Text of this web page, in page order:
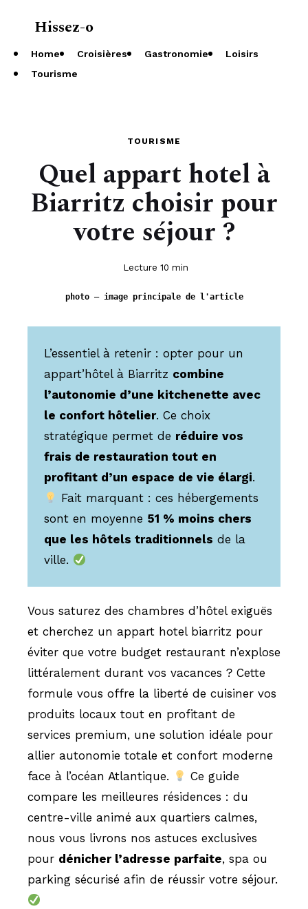
Hissez-o
Home Croisières Gastronomie
Loisirs
Tourisme
TOURISME
Quel appart hotel à
Biarritz choisir pour
votre séjour ?
Lecture 10 min
photo — image principale de l'article
L’essentiel à retenir : opter pour un
appart’hôtel à Biarritz combine
l’autonomie d’une kitchenette avec
le confort hôtelier. Ce choix
stratégique permet de réduire vos
frais de restauration tout en
profitant d’un espace de vie élargi.
Fait marquant : ces hébergements
sont en moyenne 51 % moins chers
que les hôtels traditionnels de la
ville.
Vous saturez des chambres d’hôtel exiguës
et cherchez un appart hotel biarritz pour
éviter que votre budget restaurant n’explose
littéralement durant vos vacances ? Cette
formule vous offre la liberté de cuisiner vos
produits locaux tout en profitant de
services premium, une solution idéale pour
allier autonomie totale et confort moderne
face à l’océan Atlantique.
Ce guide
compare les meilleures résidences : du
centre-ville animé aux quartiers calmes,
nous vous livrons nos astuces exclusives
pour dénicher l’adresse parfaite, spa ou
parking sécurisé afin de réussir votre séjour.